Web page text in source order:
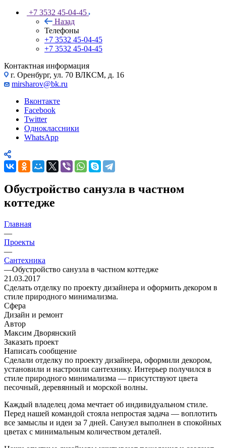
+7 3532 45-04-45
Назад
Телефоны
+7 3532 45-04-45
+7 3532 45-04-45
Контактная информация
г. Оренбург, ул. 70 ВЛКСМ, д. 16
mirsharov@bk.ru
Вконтакте
Facebook
Twitter
Одноклассники
WhatsApp
Обустройство санузла в частном
коттедже
Главная
—
Проекты
—
Сантехника
—Обустройство санузла в частном коттедже
21.03.2017
Сделать отделку по проекту дизайнера и оформить декором в
стиле природного минимализма.
Сфера
Дизайн и ремонт
Автор
Максим Дворянский
Заказать проект
Написать сообщение
Сделали отделку по проекту дизайнера, оформили декором,
установили и настроили сантехнику. Интерьер получился в
стиле природного минимализма — присутствуют цвета
песочный, деревянный и морской волны.
Каждый владелец дома мечтает об индивидуальном стиле.
Перед нашей командой стояла непростая задача — воплотить
все замыслы и идеи за 7 дней. Санузел выполнен в спокойных
цветах с минимальным количеством деталей.